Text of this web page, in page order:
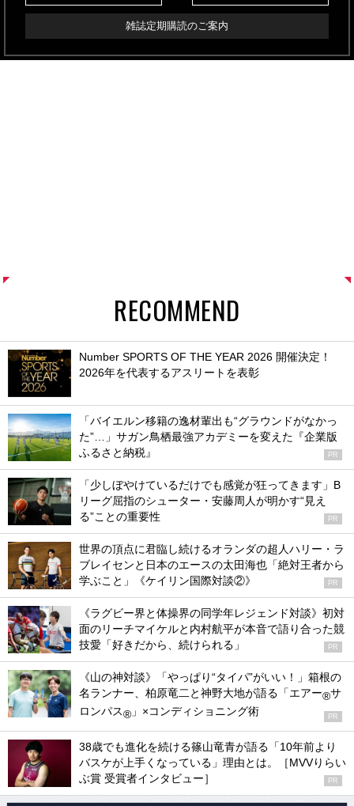
雑誌定期購読のご案内
RECOMMEND
Number SPORTS OF THE YEAR 2026 開催決定！
2026年を代表するアスリートを表彰
「バイエルン移籍の逸材輩出も“グラウンドがなかっ
た”…」サガン鳥栖最強アカデミーを変えた『企業版
ふるさと納税』
PR
「少しぼやけているだけでも感覚が狂ってきます」B
リーグ屈指のシューター・安藤周人が明かす“見え
る”ことの重要性
PR
世界の頂点に君臨し続けるオランダの超人ハリー・ラ
ブレイセンと日本のエースの太田海也「絶対王者から
学ぶこと」《ケイリン国際対談②》
PR
《ラグビー界と体操界の同学年レジェンド対談》初対
面のリーチマイケルと内村航平が本音で語り合った競
技愛「好きだから、続けられる」
PR
《山の神対談》「やっぱり“タイパ”がいい！」箱根の
名ランナー、柏原竜二と神野大地が語る「エアー®サ
ロンパス® 」×コンディショニング術 PR
38歳でも進化を続ける篠山竜青が語る「10年前より
バスケが上手くなっている」理由とは。［MVVりらい
ぶ賞 受賞者インタビュー］
PR